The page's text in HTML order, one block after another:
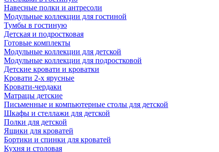
Навесные полки и антресоли
Модульные коллекции для гостиной
Тумбы в гостиную
Детская и подростковая
Готовые комплекты
Модульные коллекции для детской
Модульные коллекции для подростковой
Детские кровати и кроватки
Кровати 2-х ярусные
Кровати-чердаки
Матрацы детские
Письменные и компьютерные столы для детской
Шкафы и стеллажи для детской
Полки для детской
Ящики для кроватей
Бортики и спинки для кроватей
Кухня и столовая